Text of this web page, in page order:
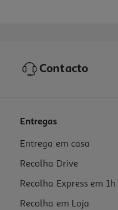
Contacto
Entregas
Entrega em casa
Recolha Drive
Recolha Express em 1h
Recolha em Loja